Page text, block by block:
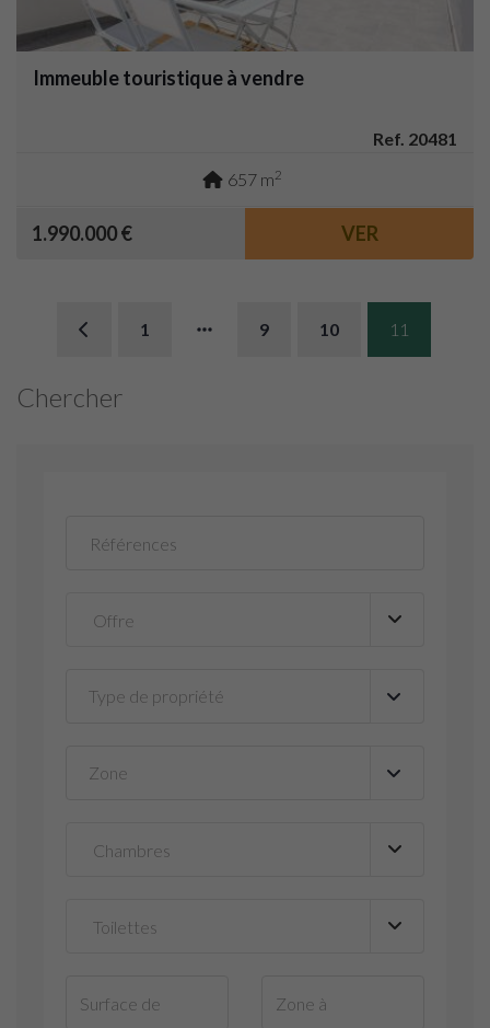
Immeuble touristique à vendre
Ref. 20481
657 m2
1.990.000 € VER
1 9 10 11
Chercher
Type de propriété ▼
Zone ▼